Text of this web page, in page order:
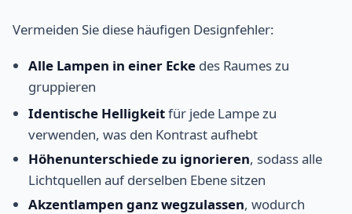
Vermeiden Sie diese häufigen Designfehler:
Alle Lampen in einer Ecke des Raumes zu
gruppieren
Identische Helligkeitfür jede Lampe zu
verwenden, was den Kontrast aufhebt
Höhenunterschiede zu ignorieren, sodass alle
Lichtquellen auf derselben Ebene sitzen
Akzentlampen ganz wegzulassen, wodurch